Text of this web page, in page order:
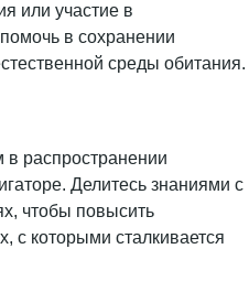
или участие в
в сохранении
среды обитания.
в распространении
Делитесь знаниями с
чтобы повысить
с которыми сталкивается